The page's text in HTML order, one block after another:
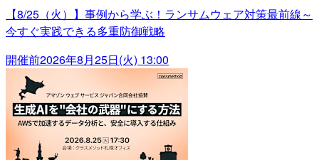
【8/25（火）】事例から学ぶ！ランサムウェア対策最前線～
今すぐ実践できる多重防御戦略
開催前2026年8月25日(火) 13:00